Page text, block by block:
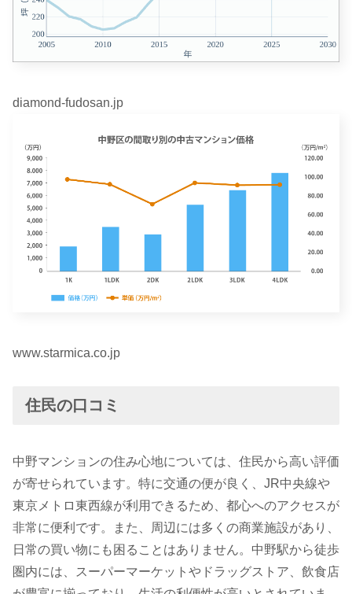
diamond-fudosan.jp
www.starmica.co.jp
住民の口コミ
中野マンションの住み心地については、住民から高い評価
が寄せられています。特に交通の便が良く、JR中央線や
東京メトロ東西線が利用できるため、都心へのアクセスが
非常に便利です。また、周辺には多くの商業施設があり、
日常の買い物にも困ることはありません。中野駅から徒歩
圏内には、スーパーマーケットやドラッグストア、飲食店